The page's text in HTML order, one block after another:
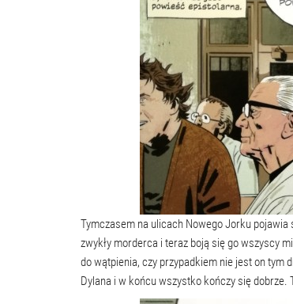
Tymczasem na ulicach Nowego Jorku
zwykły morderca i teraz boją się go wszyscy
do wątpienia, czy przypadkiem nie jest on tym
Dylana i w końcu wszystko kończy się